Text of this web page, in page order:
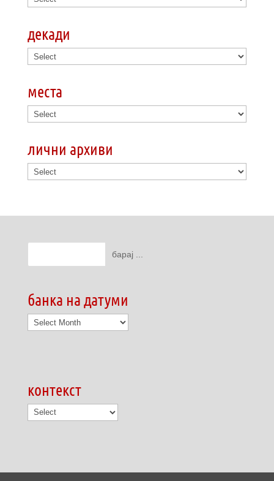
декади
места
лични архиви
банка на датуми
банка
на
контекст